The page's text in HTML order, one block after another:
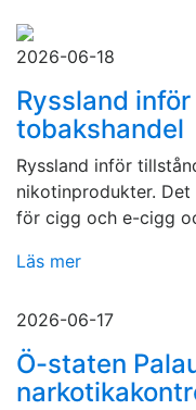
2026-06-18
Ryssland
tobakshandel
Ryssland inför
nikotinprodukter.
för cigg och e-cigg
Läs mer
2026-06-17
Ö-staten